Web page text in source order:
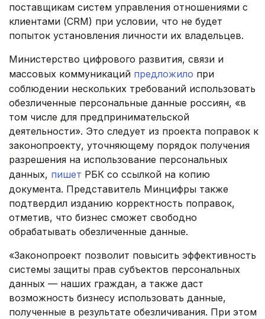
поставщикам систем управления отношениями с
клиентами (CRM) при условии, что не будет
попыток установления личности их владельцев.
Министерство цифрового развития, связи и
массовых коммуникаций предложило при
соблюдении нескольких требований использовать
обезличенные персональные данные россиян, «в
том числе для предпринимательской
деятельности». Это следует из проекта поправок к
законопроекту, уточняющему порядок получения
разрешения на использование персональных
данных, пишет РБК со ссылкой на копию
документа. Представитель Минцифры также
подтвердил изданию корректность поправок,
отметив, что бизнес сможет свободно
обрабатывать обезличенные данные.
«Законопроект позволит повысить эффективность
системы защиты прав субъектов персональных
данных — наших граждан, а также даст
возможность бизнесу использовать данные,
полученные в результате обезличивания. При этом